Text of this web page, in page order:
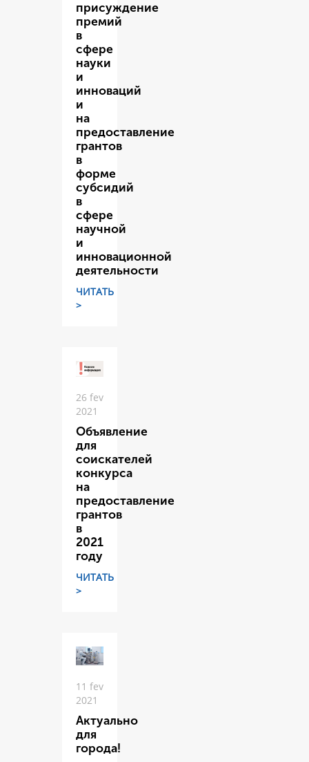
присуждение
премий
в
сфере
науки
и
инноваций
и
на
предоставление
грантов
в
форме
субсидий
в
сфере
научной
и
инновационной
деятельности
ЧИТАТЬ
>
26 fev
2021
Объявление
для
соискателей
конкурса
на
предоставление
грантов
в
2021
году
ЧИТАТЬ
>
11 fev
2021
Актуально
для
города!